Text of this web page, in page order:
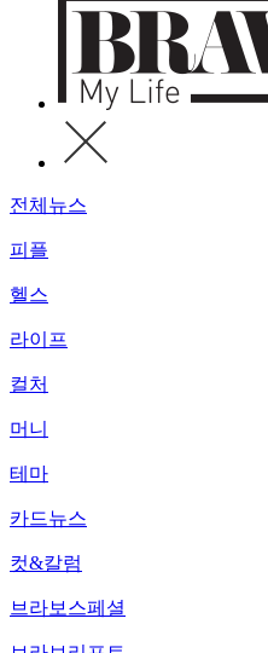
전체뉴스
피플
헬스
라이프
컬처
머니
테마
카드뉴스
컷&칼럼
브라보스페셜